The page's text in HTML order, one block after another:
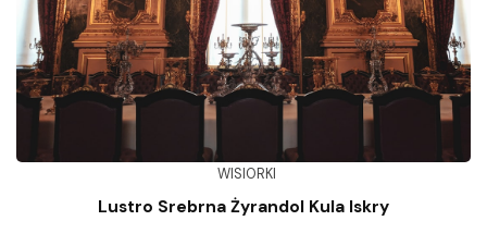
WISIORKI
Lustro Srebrna Żyrandol Kula Iskry